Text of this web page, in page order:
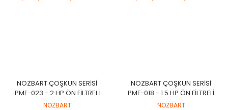
NOZBART ÇOŞKUN SERISI
PMF-023 - 2 HP ÖN FILTRELI
HAVUZ POMPASI
NOZBART
NOZBART ÇOŞKUN SERISI
PMF-018 - 1.5 HP ÖN FILTRELI
HAVUZ POMPASI
NOZBART